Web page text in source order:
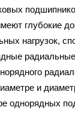
глубокие
нагрузок,
и
однорядных